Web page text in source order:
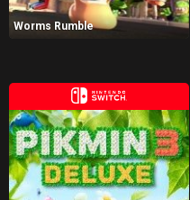
Worms Rumble